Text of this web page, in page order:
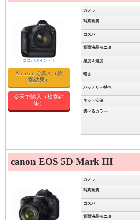
カメラ
写真画質
コスパ
背面液晶モニタ
感度＆速度
軽さ
バッテリー持ち
ネット安値
選べるカラー
Amazonで購入（検
索結果）
楽天で購入（検索結
果）
canon EOS 5D Mark III
カメラ
写真画質
コスパ
背面液晶モニタ